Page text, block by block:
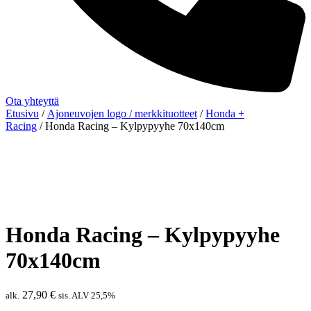
Ota yhteyttä
Etusivu / Ajoneuvojen logo / merkkituotteet /Honda +
Racing / Honda Racing – Kylpypyyhe 70x140cm
Honda Racing – Kylpypyyhe
70x140cm
alk. 27,90 € sis. ALV 25,5%